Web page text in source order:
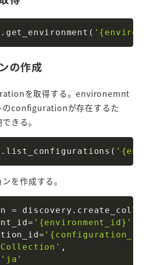
. get_environment ( Copy
の作成
を取得する。environemnt
のconfigurationが存在するた
きる。
. list_configurations (Copy
を作成する。
= discovery .
= '{environment_id}'
=
Collection' ,
'ja'
Copy